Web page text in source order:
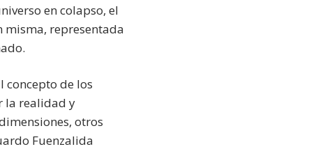
en colapso, el
misma, representada
concepto de los
la realidad y
otros
Fuenzalida